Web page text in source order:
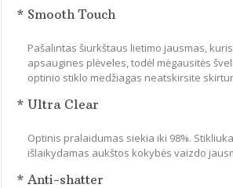
* Smooth Touch
Pašalintas šiurkštaus lietimo jausmas,
apsaugines plėveles, todėl mėgausitės
optinio stiklo medžiagas neatskirsite
* Ultra Clear
Optinis pralaidumas siekia iki 98%.
išlaikydamas aukštos kokybės vaizdo
* Anti-shatter